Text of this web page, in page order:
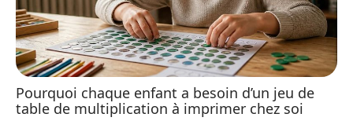
Pourquoi chaque enfant a besoin d’un jeu de
table de multiplication à imprimer chez soi